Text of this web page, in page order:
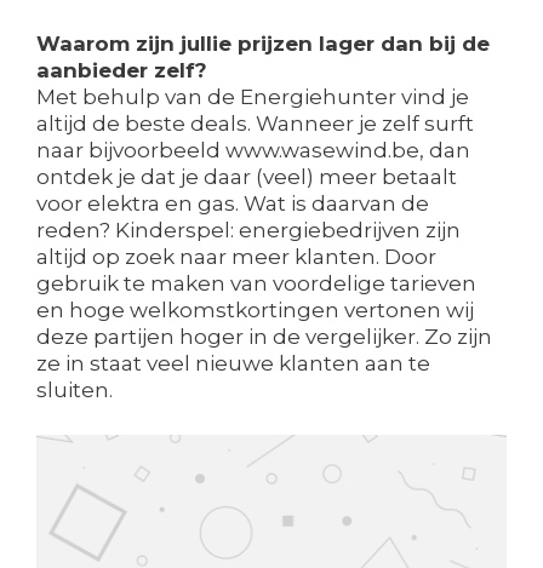
Waarom zijn jullie prijzen lager dan bij de
aanbieder zelf?
Met behulp van de Energiehunter vind je
altijd de beste deals. Wanneer je zelf surft
naar bijvoorbeeld www.wasewind.be, dan
ontdek je dat je daar (veel) meer betaalt
voor elektra en gas. Wat is daarvan de
reden? Kinderspel: energiebedrijven zijn
altijd op zoek naar meer klanten. Door
gebruik te maken van voordelige tarieven
en hoge welkomstkortingen vertonen wij
deze partijen hoger in de vergelijker. Zo zijn
ze in staat veel nieuwe klanten aan te
sluiten.